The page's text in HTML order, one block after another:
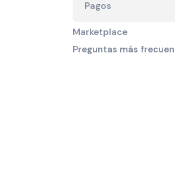
Pagos
Marketplace
Preguntas más